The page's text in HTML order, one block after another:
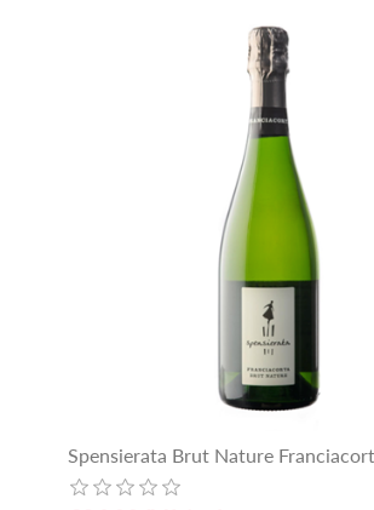
Spensierata Brut Nature